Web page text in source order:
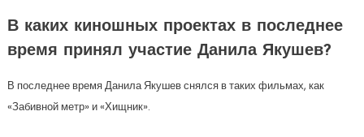
В каких киношных проектах в последнее
время принял участие Данила Якушев?
В последнее время Данила Якушев снялся в таких фильмах, как
«Забивной метр» и «Хищник».